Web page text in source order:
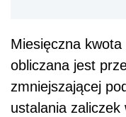
Miesięczna
obliczana jest
zmniejszającej
ustalania zaliczek